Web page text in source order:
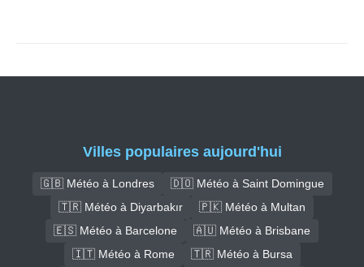
Villes populaires aujourd'hui
🇬🇧 Météo à Londres
🇩🇴 Météo à Saint Domingue
🇹🇷 Météo à Diyarbakır
🇵🇰 Météo à Multan
🇪🇸 Météo à Barcelone
🇦🇺 Météo à Brisbane
🇮🇹 Météo à Rome
🇹🇷 Météo à Bursa